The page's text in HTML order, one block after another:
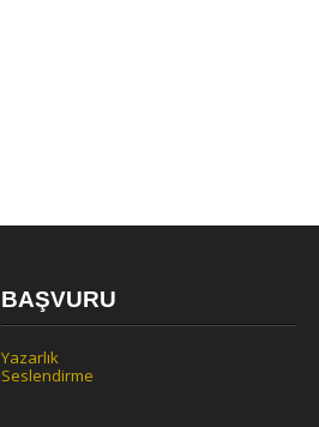
BAŞVURU
Yazarlık
Seslendirme